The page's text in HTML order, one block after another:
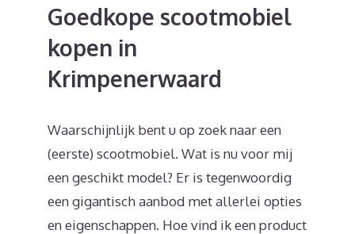
Goedkope scootmobiel
kopen in
Krimpenerwaard
Waarschijnlijk bent u op zoek naar een
(eerste) scootmobiel. Wat is nu voor mij
een geschikt model? Er is tegenwoordig
een gigantisch aanbod met allerlei opties
en eigenschappen. Hoe vind ik een product